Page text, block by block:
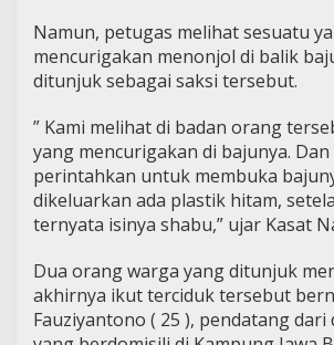
Namun, petugas melihat sesuatu
mencurigakan menonjol di balik
ditunjuk sebagai saksi tersebut.
” Kami melihat di badan orang
yang mencurigakan di bajunya. Dan
perintahkan untuk membuka
dikeluarkan ada plastik hitam,
ternyata isinya shabu,” ujar Kasat
Dua orang warga yang ditunjuk
akhirnya ikut terciduk tersebut
Fauziyantono ( 25 ), pendatang dari